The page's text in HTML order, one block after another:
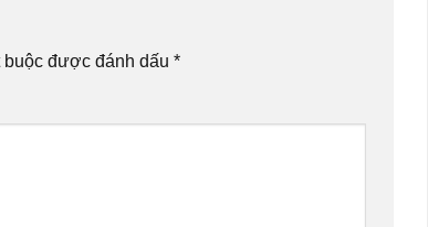
được đánh dấu *